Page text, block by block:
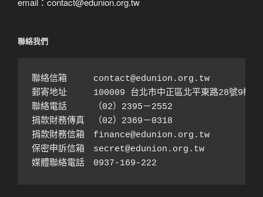
聯絡我們
聯絡信箱　　　contact@edunion.org.tw
郵寄地址　　　100009 台北市中正區北平東路28號9樓之
聯絡電話　　　（02）2395－2552
捐款財務傳真　（02）2369－0318
捐款財務信箱　finance@edunion.org.tw
保密申訴信箱　secret@edunion.org.tw
媒體聯絡電話　0937-169-222